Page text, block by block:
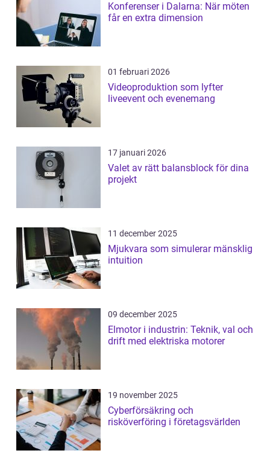
Konferenser i Dalarna: När möten
får en extra dimension
01 februari 2026
Videoproduktion som lyfter
liveevent och evenemang
17 januari 2026
Valet av rätt balansblock för dina
projekt
11 december 2025
Mjukvara som simulerar mänsklig
intuition
09 december 2025
Elmotor i industrin: Teknik, val och
drift med elektriska motorer
19 november 2025
Cyberförsäkring och
risköverföring i företagsvärlden